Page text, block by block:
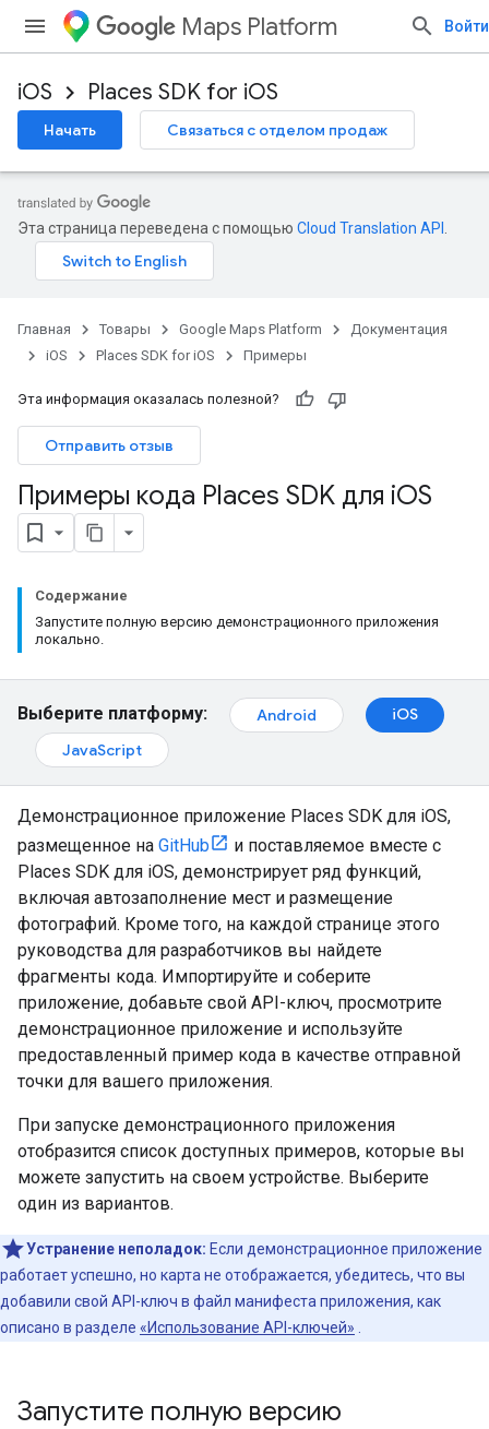
Maps Platform Войти
iOS Places SDK for iOS
Начать Связаться с отделом продаж
Эта страница переведена с помощью Cloud Translation API
Главная Товары Google Maps Platform
Документация
iOS
Places SDK for iOS Примеры
Эта информация оказалась полезной?
Отправить отзыв
Примеры кода Places SDK для iOS
Содержание
Запустите полную версию демонстрационного приложения
локально.
Выберите платформу: Android
iOS
JavaScript
Демонстрационное приложение Places SDK для iOS,
размещенное на GitHub
и поставляемое вместе с
Places SDK для iOS, демонстрирует ряд функций,
включая автозаполнение мест и размещение
фотографий. Кроме того, на каждой странице этого
руководства для разработчиков вы найдете
фрагменты кода. Импортируйте и соберите
приложение, добавьте свой API-ключ, просмотрите
демонстрационное приложение и используйте
предоставленный пример кода в качестве отправной
точки для вашего приложения.
При запуске демонстрационного приложения
отобразится список доступных примеров, которые вы
можете запустить на своем устройстве. Выберите
один из вариантов.
Устранение неполадок: Если демонстрационное приложение
работает успешно, но карта не отображается, убедитесь, что вы
добавили свой API-ключ в файл манифеста приложения, как
описано в разделе «Использование API-ключей»
Запустите полную версию